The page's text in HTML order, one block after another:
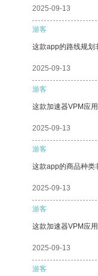
2025-09-13
游客
这款app的路线规划
2025-09-13
游客
这款加速器VPM应
2025-09-13
游客
这款app的商品种类
2025-09-13
游客
这款加速器VPM应
2025-09-13
游客